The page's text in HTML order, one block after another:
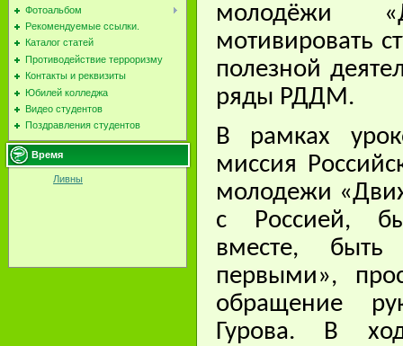
Фотоальбом
Рекомендуемые ссылки.
Каталог статей
Противодействие терроризму
Контакты и реквизиты
Юбилей колледжа
Видео студентов
Поздравления студентов
Время
Ливны
молодёжи
мотивировать
полезной
ряды РДДМ.
В рамках
миссия
молодежи
с Россией,
вместе,
первыми»,
обращение
Гурова. В